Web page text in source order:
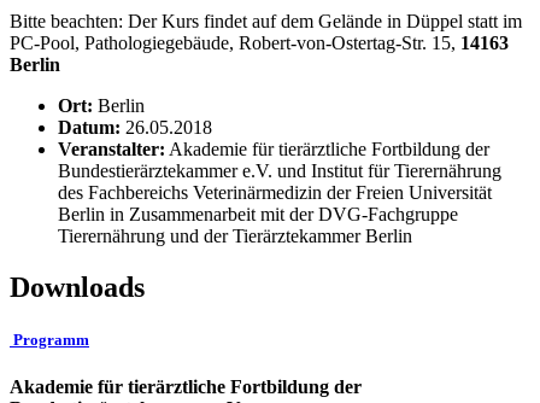
Bitte beachten: Der Kurs findet auf dem Gelände in Düppel statt im
PC-Pool, Pathologiegebäude, Robert-von-Ostertag-Str. 15, 14163
Berlin
Ort: Berlin
Datum: 26.05.2018
Veranstalter: Akademie für tierärztliche Fortbildung der
Bundestierärztekammer e.V. und Institut für Tierernährung
des Fachbereichs Veterinärmedizin der Freien Universität
Berlin in Zusammenarbeit mit der DVG-Fachgruppe
Tierernährung und der Tierärztekammer Berlin
Downloads
Programm
Akademie für tierärztliche Fortbildung der